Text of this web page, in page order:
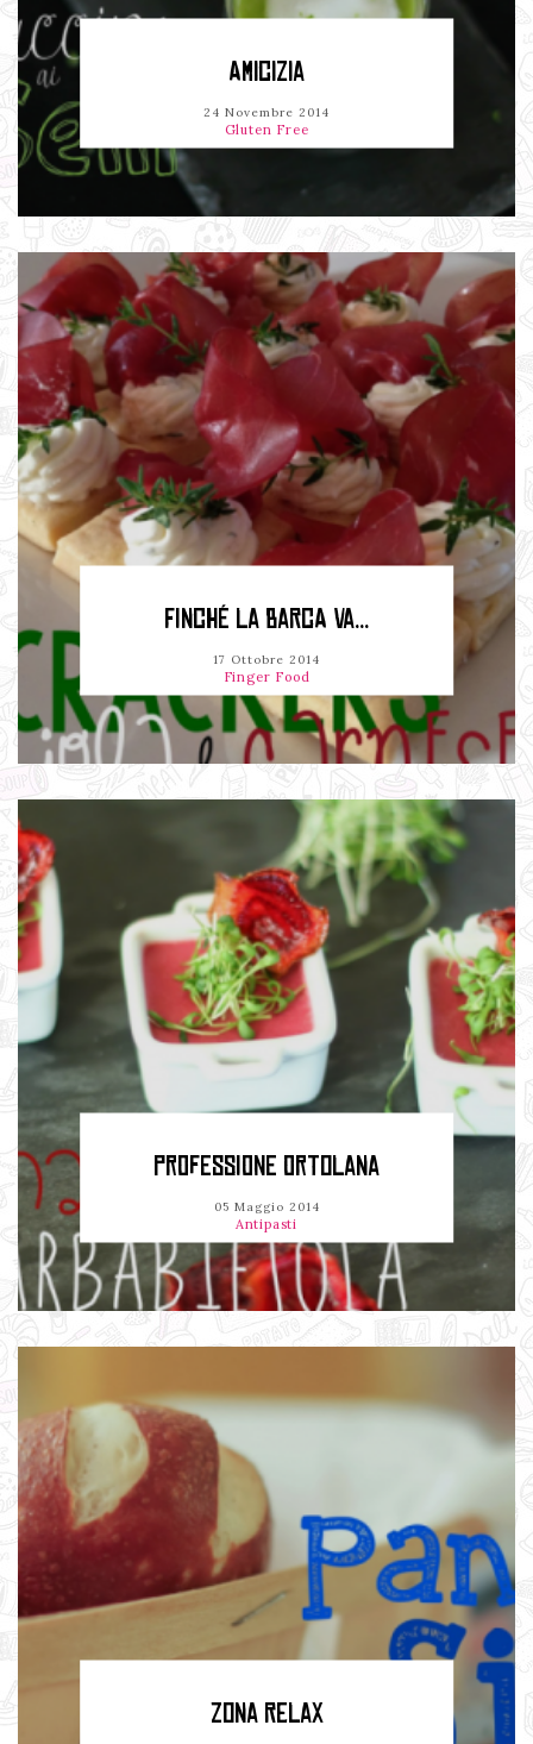
AMICIZIA
24 Novembre 2014
Gluten Free
FINCHÉ LA BARCA VA...
17 Ottobre 2014
Finger Food
PROFESSIONE ORTOLANA
05 Maggio 2014
Antipasti
ZONA RELAX